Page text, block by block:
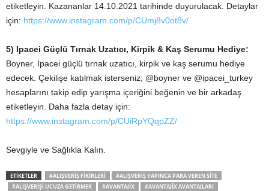
etiketleyin. Kazananlar 14.10.2021 tarihinde duyurulacak. Detaylar
için: https://www.instagram.com/p/CUmj8v0ot8v/
5) Ipacei Güçlü Tırnak Uzatıcı, Kirpik & Kaş Serumu Hediye:
Boyner, Ipacei güçlü tırnak uzatıcı, kirpik ve kaş serumu hediye
edecek. Çekilişe katılmak isterseniz; @boyner ve @ipacei_turkey
hesaplarını takip edip yarışma içeriğini beğenin ve bir arkadaş
etiketleyin. Daha fazla detay için:
https://www.instagram.com/p/CUiRpYQqpZZ/
Sevgiyle ve Sağlıkla Kalın.
ETIKETLER #ALIŞVERIŞ FIKIRLERI
#ALIŞVERIŞ YAPINCA PARA VEREN SITE
#ALIŞVERIŞI UCUZA GETIRMEK
#AVANTAJIX
#AVANTAJIX AVANTAJLARI